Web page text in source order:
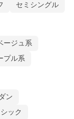
セミシングル
ージュ系
プル系
ン
ック